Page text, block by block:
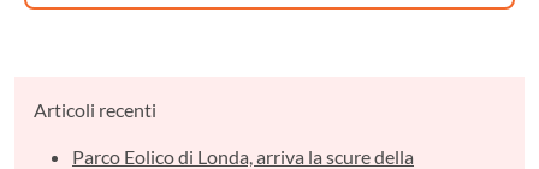
Articoli recenti
Parco Eolico di Londa, arriva la scure della